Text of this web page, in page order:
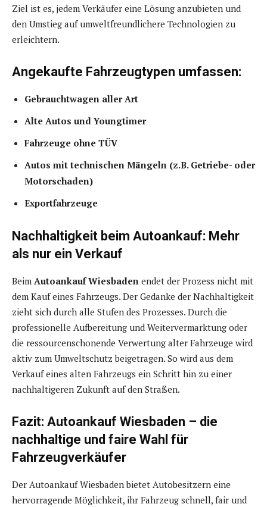
Ziel ist es, jedem Verkäufer eine Lösung anzubieten und
den Umstieg auf umweltfreundlichere Technologien zu
erleichtern.
Angekaufte Fahrzeugtypen umfassen:
Gebrauchtwagen aller Art
Alte Autos und Youngtimer
Fahrzeuge ohne TÜV
Autos mit technischen Mängeln (z.B. Getriebe- oder
Motorschaden)
Exportfahrzeuge
Nachhaltigkeit beim Autoankauf: Mehr
als nur ein Verkauf
Beim Autoankauf Wiesbaden endet der Prozess nicht mit
dem Kauf eines Fahrzeugs. Der Gedanke der Nachhaltigkeit
zieht sich durch alle Stufen des Prozesses. Durch die
professionelle Aufbereitung und Weitervermarktung oder
die ressourcenschonende Verwertung alter Fahrzeuge wird
aktiv zum Umweltschutz beigetragen. So wird aus dem
Verkauf eines alten Fahrzeugs ein Schritt hin zu einer
nachhaltigeren Zukunft auf den Straßen.
Fazit: Autoankauf Wiesbaden – die
nachhaltige und faire Wahl für
Fahrzeugverkäufer
Der Autoankauf Wiesbaden bietet Autobesitzern eine
hervorragende Möglichkeit, ihr Fahrzeug schnell, fair und